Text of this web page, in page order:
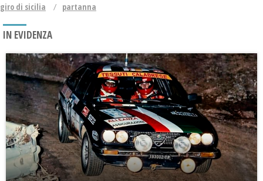
giro di sicilia partanna
IN EVIDENZA